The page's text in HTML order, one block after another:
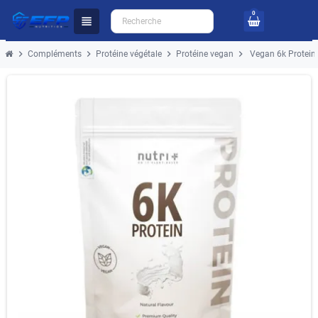
view_headline
0
chevron_right Compléments chevron_right Protéine végétale chevron_right Protéine vegan chevron_right Vegan 6k Protein